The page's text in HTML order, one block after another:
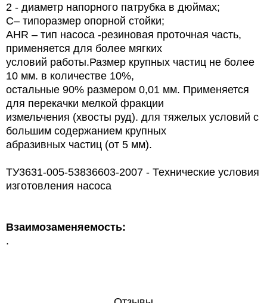
2 - диаметр напорного патрубка в дюймах;
С– типоразмер опорной стойки;
АНR – тип насоса -резиновая проточная часть,
применяется для более мягких
условий работы.Размер крупных частиц не более
10 мм. в количестве 10%,
остальные 90% размером 0,01 мм. Применяется
для перекачки мелкой фракции
измельчения (хвосты руд). для тяжелых условий с
большим содержанием крупных
абразивных частиц (от 5 мм).
ТУ3631-005-53836603-2007 - Технические условия
изготовления насоса
Взаимозаменяемость:
.